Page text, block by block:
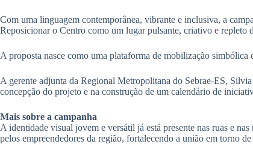
Com uma linguagem contemporânea, vibrante e inclusiva, a
Reposicionar o Centro como um lugar pulsante, criativo e repleto
A proposta nasce como uma plataforma de mobilização
A gerente adjunta da Regional Metropolitana do Sebrae-ES,
concepção do projeto e na construção de um calendário de
Mais sobre a campanha
A identidade visual jovem e versátil já está presente nas ruas e
pelos empreendedores da região, fortalecendo a união em torno